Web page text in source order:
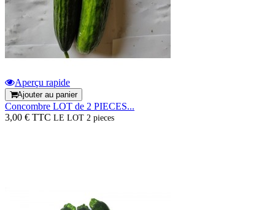
Aperçu rapide
Ajouter au panier
Concombre LOT de 2 PIECES...
3,00 € TTC LE LOT 2 pieces